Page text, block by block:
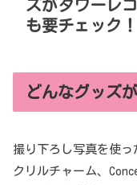
ズがタワーレ
も要チェック！
どんなグッズ
撮り下ろし写真を使
クリルチャーム、